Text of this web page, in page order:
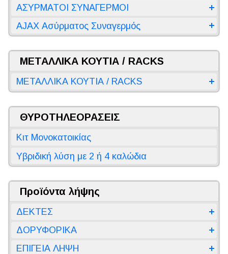
ΑΣΥΡΜΑΤΟΙ ΣΥΝΑΓΕΡΜΟΙ
AJAX Ασύρματος Συναγερμός
ΜΕΤΑΛΛΙΚΑ ΚΟΥΤΙΑ / RACKS
ΜΕΤΑΛΛΙΚΑ ΚΟΥΤΙΑ / RACKS
ΘΥΡΟΤΗΛΕΟΡΑΣΕΙΣ
Κιτ Μονοκατοικίας
Υβριδική λύση με 2 ή 4 καλώδια
Προϊόντα λήψης
ΔΕΚΤΕΣ
ΔΟΡΥΦΟΡΙΚΑ
ΕΠΙΓΕΙΑ ΛΗΨΗ